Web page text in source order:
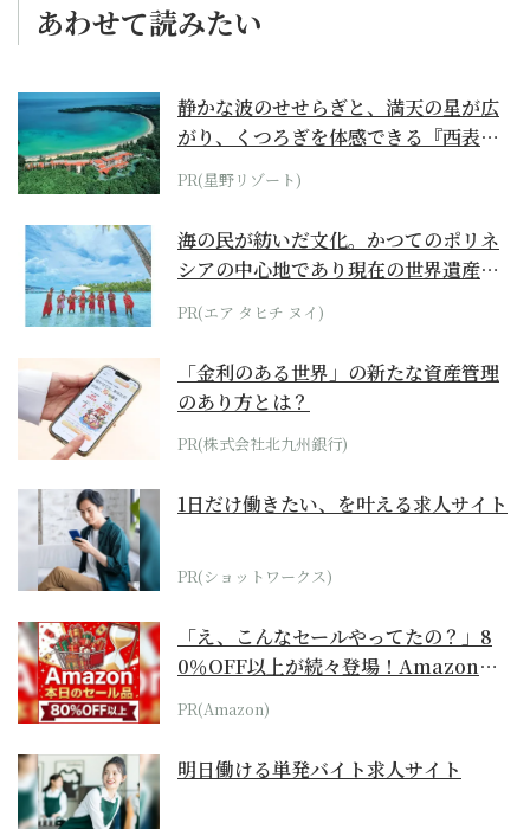
あわせて読みたい
静かな波のせせらぎと、満天の星が広
がり、くつろぎを体感できる『西表島
ホテル by...
PR(星野リゾート)
海の民が紡いだ文化。かつてのポリネ
シアの中心地であり現在の世界遺産か
らみえてくる...
PR(エア タヒチ ヌイ)
「金利のある世界」の新たな資産管理
のあり方とは？
PR(株式会社北九州銀行)
1日だけ働きたい、を叶える求人サイト
PR(ショットワークス)
「え、こんなセールやってたの？」8
0％OFF以上が続々登場！Amazonの
本気が...
PR(Amazon)
明日働ける単発バイト求人サイト